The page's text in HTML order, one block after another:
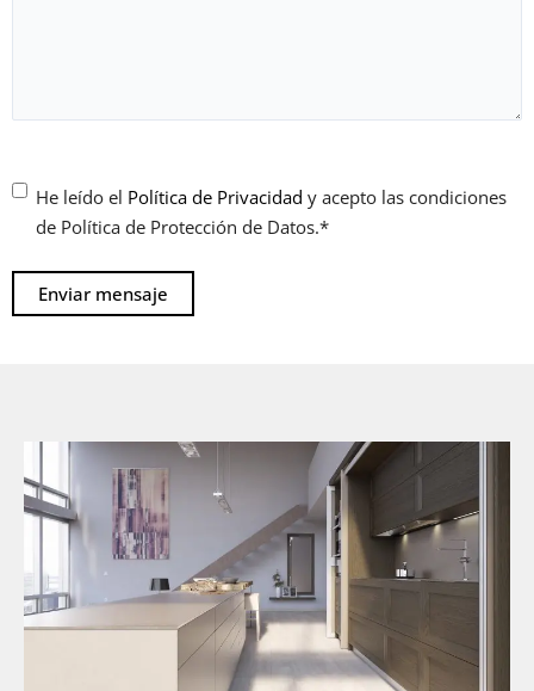
Consentimiento*
He leído el Política de Privacidad y acepto las condiciones
de Política de Protección de Datos.*